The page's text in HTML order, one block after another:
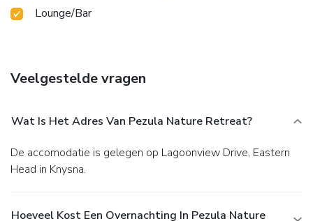
Lounge/Bar
Veelgestelde vragen
Wat Is Het Adres Van Pezula Nature Retreat?
De accomodatie is gelegen op Lagoonview Drive, Eastern
Head in Knysna.
Hoeveel Kost Een Overnachting In Pezula Nature